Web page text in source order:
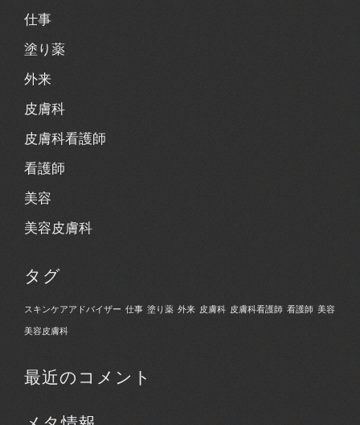
仕事
塗り薬
外来
皮膚科
皮膚科看護師
看護師
美容
美容皮膚科
タグ
スキンケアアドバイザー 仕事 塗り薬 外来 皮膚科 皮膚科看護師 看護師 美容
美容皮膚科
最近のコメント